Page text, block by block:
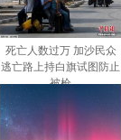
死亡人数过万 加沙民众
逃亡路上持白旗试图防止
被枪